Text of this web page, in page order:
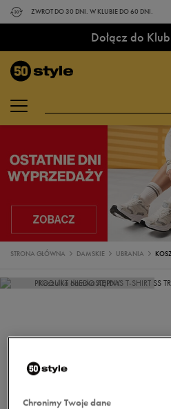
ZWROT DO 30 DNI. W KLUBIE DO 60 DNI.
Dołącz do
STRONA GŁÓWNA DAMSKIE UBRANIA
PRODUKT NIEDOSTĘPNY
Chronimy Twoje dane